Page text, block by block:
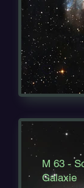
M 63 -
Galaxie